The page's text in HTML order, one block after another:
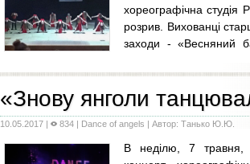
хореографічна студія
розрив. Вихованці
заходи - «Весняний
...
«Знову янголи
10.05.2017 | 834 | Dance of angels | Автор: Танько Ю.Ю.
В неділю, 7 травня,